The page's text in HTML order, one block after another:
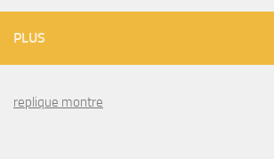
PLUS
replique montre